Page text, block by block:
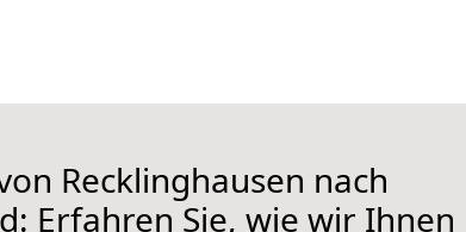
Recklinghausen nach
Erfahren Sie, wie wir Ihnen